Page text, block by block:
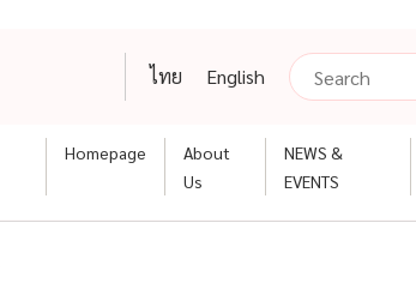
ไทย English
Homepage
About
Us
NEWS &
EVENTS